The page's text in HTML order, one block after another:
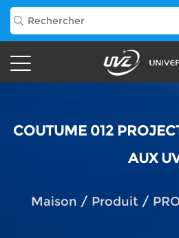
COUTUME 012
AUX
Maison / Produit /